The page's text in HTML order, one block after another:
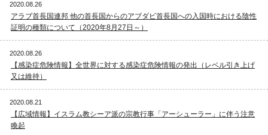
2020.08.26
アラブ首長国連邦 他の首長国からのアブダビ首長国への入国時における陰性
証明の種類について（2020年8月27日～）
2020.08.26
【感染症危険情報】全世界に対する感染症危険情報の発出（レベル引き上げ
又は維持）
2020.08.21
【広域情報】イスラム教シーア派の宗教行事「アーシューラー」に伴う注意
喚起